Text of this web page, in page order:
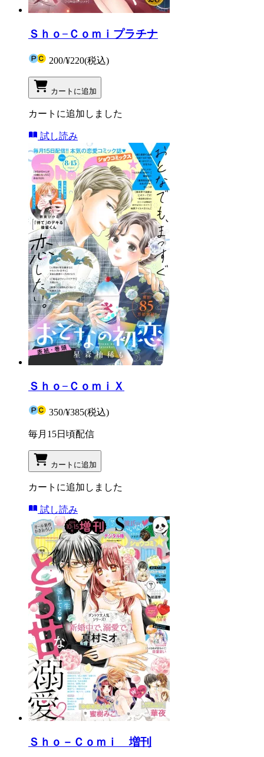
Ｓｈｏ−Ｃｏｍｉプラチナ
200/¥220(税込)
カートに追加
カートに追加しました
試し読み
Ｓｈｏ−ＣｏｍｉＸ
350/¥385(税込)
毎月15日頃配信
カートに追加
カートに追加しました
試し読み
Ｓｈｏ－Ｃｏｍｉ 増刊